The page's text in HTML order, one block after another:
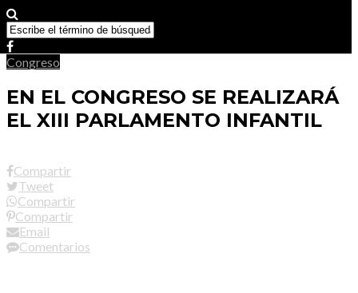
Congreso
EN EL CONGRESO SE REALIZARÁ
EL XIII PARLAMENTO INFANTIL
Compartir
Tweet
Compartir
Compartir
Email
Comentarios